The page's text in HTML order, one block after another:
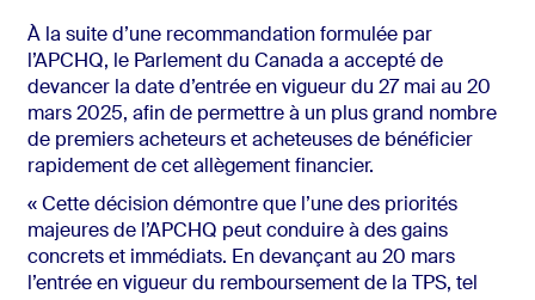
À la suite d’une recommandation formulée par
l’APCHQ, le Parlement du Canada a accepté de
devancer la date d’entrée en vigueur du 27 mai au 20
mars 2025, afin de permettre à un plus grand nombre
de premiers acheteurs et acheteuses de bénéficier
rapidement de cet allègement financier.
« Cette décision démontre que l’une des priorités
majeures de l’APCHQ peut conduire à des gains
concrets et immédiats. En devançant au 20 mars
l’entrée en vigueur du remboursement de la TPS, tel